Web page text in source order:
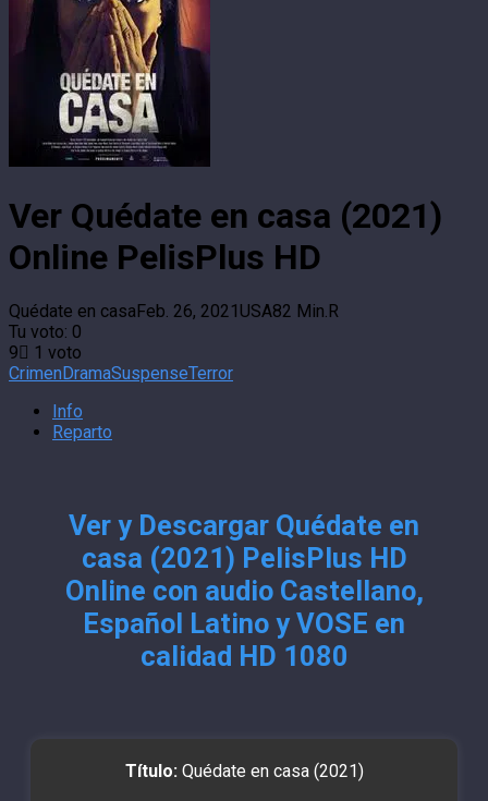
Ver Quédate en casa (2021)
Online PelisPlus HD
Quédate en casaFeb. 26, 2021 USA82 Min.R
Tu voto: 0
9
1 voto
CrimenDramaSuspenseTerror
Info
Reparto
Ver y Descargar Quédate en
casa (2021) PelisPlus HD
Online con audio Castellano,
Español Latino y VOSE en
calidad HD 1080
Título: Quédate en casa (2021)